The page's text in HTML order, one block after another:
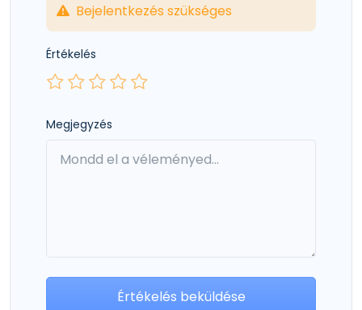
Bejelentkezés szükséges
Értékelés
Megjegyzés
Értékelés beküldése